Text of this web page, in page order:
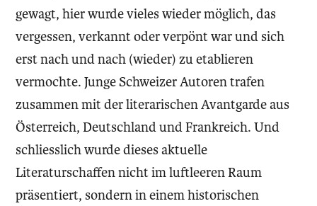
gewagt, hier wurde vieles wieder möglich, das
vergessen, verkannt oder verpönt war und sich
erst nach und nach (wieder) zu etablieren
vermochte. Junge Schweizer Autoren trafen
zusammen mit der literarischen Avantgarde aus
Österreich, Deutschland und Frankreich. Und
schliesslich wurde dieses aktuelle
Literaturschaffen nicht im luftleeren Raum
präsentiert, sondern in einem historischen